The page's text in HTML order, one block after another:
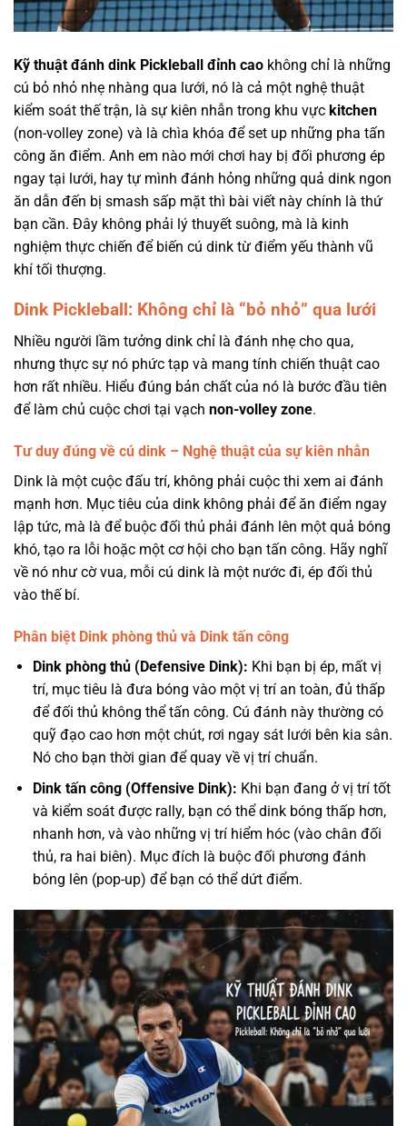
Kỹ thuật đánh dink Pickleball đỉnh cao không chỉ là những
cú bỏ nhỏ nhẹ nhàng qua lưới, nó là cả một nghệ thuật
kiểm soát thế trận, là sự kiên nhẫn trong khu vực kitchen
(non-volley zone) và là chìa khóa để set up những pha tấn
công ăn điểm. Anh em nào mới chơi hay bị đối phương ép
ngay tại lưới, hay tự mình đánh hỏng những quả dink ngon
ăn dẫn đến bị smash sấp mặt thì bài viết này chính là thứ
bạn cần. Đây không phải lý thuyết suông, mà là kinh
nghiệm thực chiến để biến cú dink từ điểm yếu thành vũ
khí tối thượng.
Dink Pickleball: Không chỉ là “bỏ nhỏ” qua lưới
Nhiều người lầm tưởng dink chỉ là đánh nhẹ cho qua,
nhưng thực sự nó phức tạp và mang tính chiến thuật cao
hơn rất nhiều. Hiểu đúng bản chất của nó là bước đầu tiên
để làm chủ cuộc chơi tại vạch non-volley zone.
Tư duy đúng về cú dink – Nghệ thuật của sự kiên nhẫn
Dink là một cuộc đấu trí, không phải cuộc thi xem ai đánh
mạnh hơn. Mục tiêu của dink không phải để ăn điểm ngay
lập tức, mà là để buộc đối thủ phải đánh lên một quả bóng
khó, tạo ra lỗi hoặc một cơ hội cho bạn tấn công. Hãy nghĩ
về nó như cờ vua, mỗi cú dink là một nước đi, ép đối thủ
vào thế bí.
Phân biệt Dink phòng thủ và Dink tấn công
Dink phòng thủ (Defensive Dink): Khi bạn bị ép, mất vị
trí, mục tiêu là đưa bóng vào một vị trí an toàn, đủ thấp
để đối thủ không thể tấn công. Cú đánh này thường có
quỹ đạo cao hơn một chút, rơi ngay sát lưới bên kia sân.
Nó cho bạn thời gian để quay về vị trí chuẩn.
Dink tấn công (Offensive Dink): Khi bạn đang ở vị trí tốt
và kiểm soát được rally, bạn có thể dink bóng thấp hơn,
nhanh hơn, và vào những vị trí hiểm hóc (vào chân đối
thủ, ra hai biên). Mục đích là buộc đối phương đánh
bóng lên (pop-up) để bạn có thể dứt điểm.